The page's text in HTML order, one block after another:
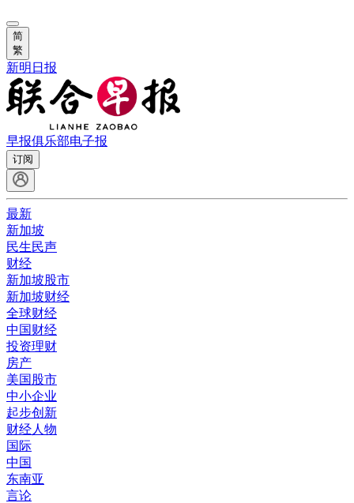
简
繁
新明日报
早报俱乐部电子报
订阅
最新
新加坡
民生民声
财经
新加坡股市
新加坡财经
全球财经
中国财经
投资理财
房产
美国股市
中小企业
起步创新
财经人物
国际
中国
东南亚
言论